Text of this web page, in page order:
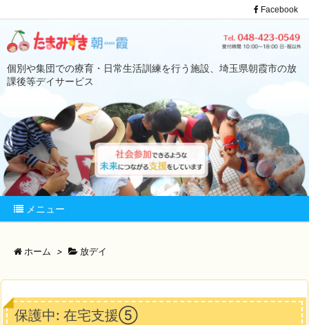
個別や集団での療育・日常生活訓練を行う施設、埼玉県朝霞市の放
課後等デイサービス
メニュー
Facebook
ホーム > 放デイ
保護中: 在宅支援⑤